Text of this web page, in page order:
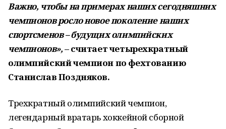
Важно, чтобы на примерах наших сегодняшних
чемпионов росло новое поколение наших
спортсменов – будущих олимпийских
чемпионов»,– считает четырехкратный
олимпийский чемпион по фехтованию
Станислав Поздняков.
Трехкратный олимпийский чемпион,
легендарный вратарь хоккейной сборной